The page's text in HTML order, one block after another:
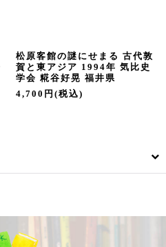
松原客館の謎にせまる 古代敦
賀と東アジア 1994年 気比史
学会 糀谷好晃 福井県
4,700 円 (税込)